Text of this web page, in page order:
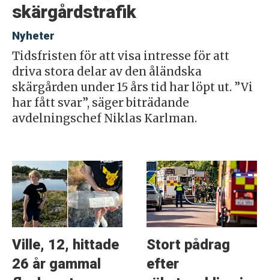
skärgårdstrafik
Nyheter
Tidsfristen för att visa intresse för att
driva stora delar av den åländska
skärgården under 15 års tid har löpt ut. ”Vi
har fått svar”, säger biträdande
avdelningschef Niklas Karlman.
Ville, 12, hittade
26 år gammal
Stort pådrag
efter